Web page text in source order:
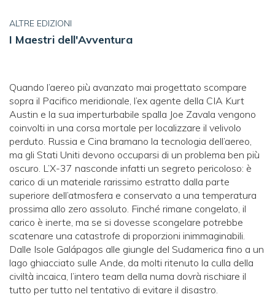
ALTRE EDIZIONI
I Maestri dell'Avventura
Quando l’aereo più avanzato mai progettato scompare
sopra il Pacifico meridionale, l’ex agente della CIA Kurt
Austin e la sua imperturbabile spalla Joe Zavala vengono
coinvolti in una corsa mortale per localizzare il velivolo
perduto. Russia e Cina bramano la tecnologia dell’aereo,
ma gli Stati Uniti devono occuparsi di un problema ben più
oscuro. L’X-37 nasconde infatti un segreto pericoloso: è
carico di un materiale rarissimo estratto dalla parte
superiore dell’atmosfera e conservato a una temperatura
prossima allo zero assoluto. Finché rimane congelato, il
carico è inerte, ma se si dovesse scongelare potrebbe
scatenare una catastrofe di proporzioni inimmaginabili.
Dalle Isole Galápagos alle giungle del Sudamerica fino a un
lago ghiacciato sulle Ande, da molti ritenuto la culla della
civiltà incaica, l’intero team della numa dovrà rischiare il
tutto per tutto nel tentativo di evitare il disastro.